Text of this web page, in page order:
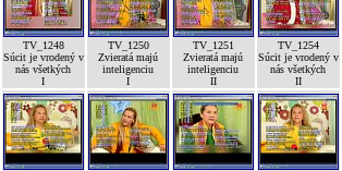
TV_1248
Súcit je vrodený v
nás všetkých
I
TV_1250
Zvieratá majú
inteligenciu
I
TV_1251
Zvieratá majú
inteligenciu
II
TV_1254
Súcit je vrodený v
nás všetkých
II